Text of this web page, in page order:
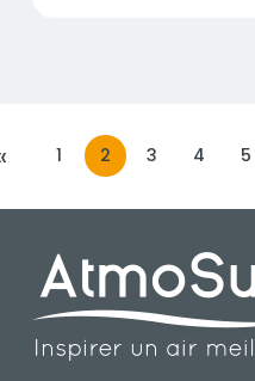
PRÉCÉDENT
1 2 3 4 5
PIED DE PAGE